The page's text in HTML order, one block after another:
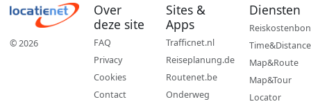
© 2026
Over
deze site
FAQ
Privacy
Cookies
Contact
Sites &
Apps
Trafficnet.nl
Reiseplanung.de
Routenet.be
Onderweg
Diensten
Reiskostenbon
Time&Distance
Map&Route
Map&Tour
Locator